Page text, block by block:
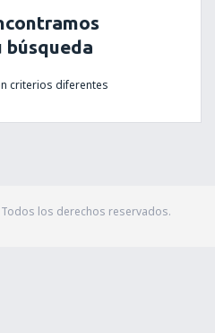
búsqueda
criterios diferentes
los derechos reservados.